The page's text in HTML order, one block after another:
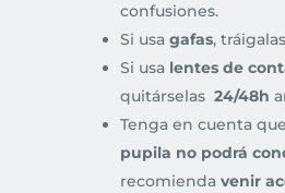
confusiones.
Si usa gafas,
Si usa lentes de
quitárselas 24/48h
Tenga en cuenta que
pupila no podrá
recomienda venir